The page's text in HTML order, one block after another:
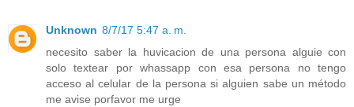
Unknown 8/7/17 5:47 a. m.
necesito saber la huvicacion de una persona alguie con
solo textear por whassapp con esa persona no tengo
acceso al celular de la persona si alguien sabe un método
me avise porfavor me urge